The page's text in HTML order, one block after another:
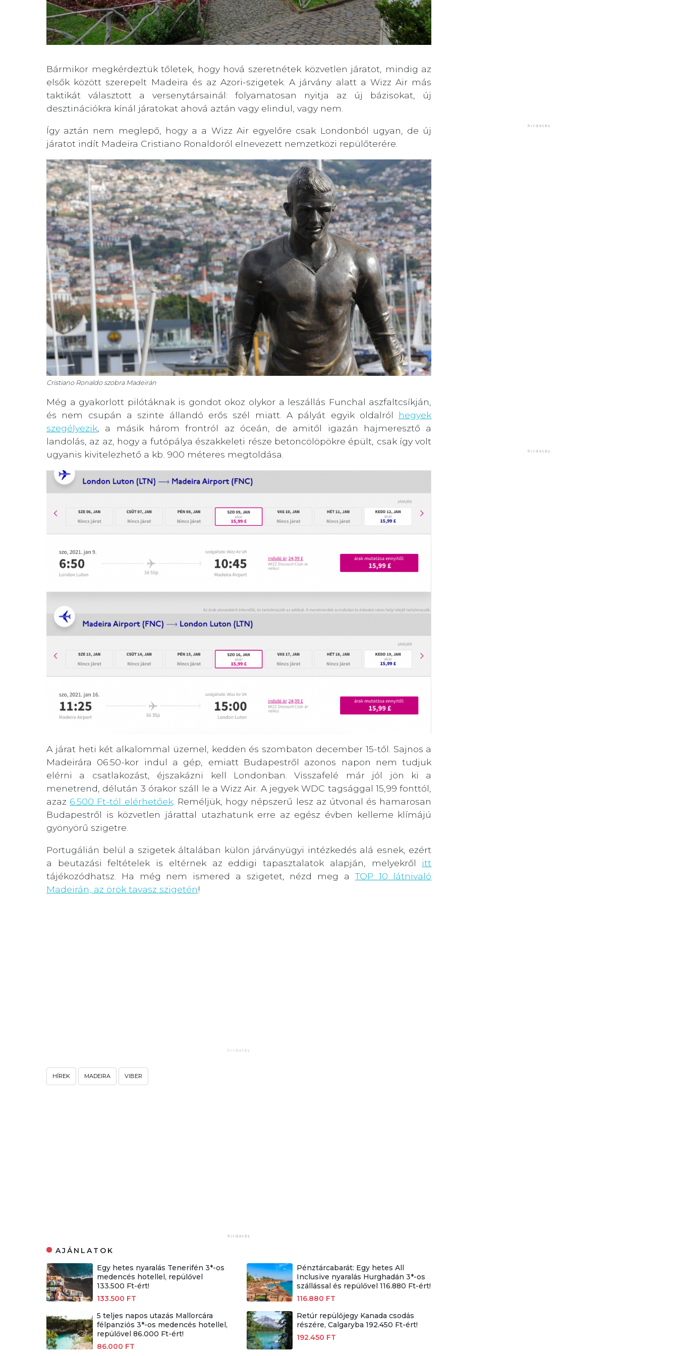
Bármikor megkérdeztük tőletek, hogy hová szeretnétek közvetlen járatot, mindig az
elsők között szerepelt Madeira és az Azori-szigetek. A járvány alatt a Wizz Air más
taktikát választott a versenytársainál: folyamatosan nyitja az új bázisokat, új
desztinációkra kínál járatokat ahová aztán vagy elindul, vagy nem.
Így aztán nem meglepő, hogy a a Wizz Air egyelőre csak Londonból ugyan, de új
járatot indít Madeira Cristiano Ronaldoról elnevezett nemzetközi repülőterére.
Cristiano Ronaldo szobra Madeirán
Még a gyakorlott pilótáknak is gondot okoz olykor a leszállás Funchal aszfaltcsíkján,
és nem csupán a szinte állandó erős szél miatt. A pályát egyik oldalról hegyek
szegélyezik , a másik három frontról az óceán, de amitől igazán hajmeresztő a
landolás, az az, hogy a futópálya északkeleti része betoncölöpökre épült, csak így volt
ugyanis kivitelezhető a kb. 900 méteres megtoldása.
A járat heti két alkalommal üzemel, kedden és szombaton december 15-től. Sajnos a
Madeirára 06:50-kor indul a gép, emiatt Budapestről azonos napon nem tudjuk
elérni a csatlakozást, éjszakázni kell Londonban. Visszafelé már jól jön ki a
menetrend, délután 3 órakor száll le a Wizz Air. A jegyek WDC tagsággal 15,99 fonttól,
azaz 6.500 Ft-tól elérhetőek. Reméljük, hogy népszerű lesz az útvonal és hamarosan
Budapestről is közvetlen járattal utazhatunk erre az egész évben kelleme klímájú
gyönyörű szigetre.
Portugálián belül a szigetek általában külön járványügyi intézkedés alá esnek, ezért
a beutazási feltételek is eltérnek az eddigi tapasztalatok alapján, melyekről itt
tájékozódhatsz. Ha még nem ismered a szigetet, nézd meg aTOP 10 látnivaló
Madeirán, az örök tavasz szigetén!
HÍREK MADEIRA VIBER
AJÁNLATOK
Egy hetes nyaralás Tenerifén 3*-os
medencés hotellel, repülővel
133.500 Ft-ért!
133.500 FT
Pénztárcabarát: Egy hetes All
Inclusive nyaralás Hurghadán 3*-os
szállással és repülővel 116.880 Ft-ért!
116.880 FT
5 teljes napos utazás Mallorcára
félpanziós 3*-os medencés hotellel,
repülővel 86.000 Ft-ért!
86.000 FT
Retúr repülőjegy Kanada csodás
részére, Calgaryba 192.450 Ft-ért!
192.450 FT